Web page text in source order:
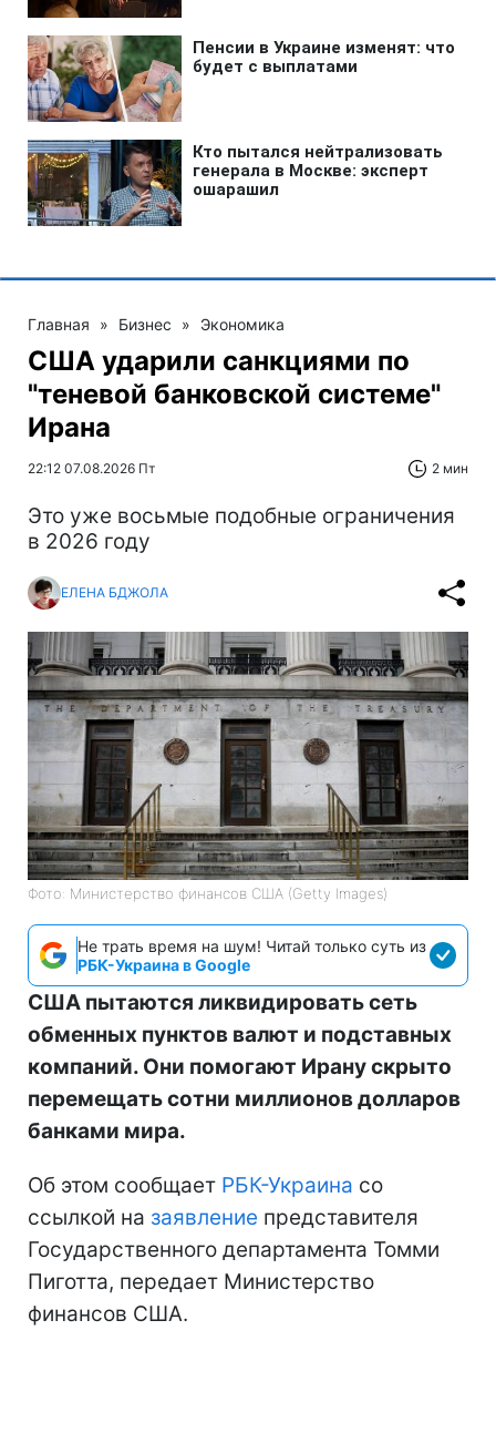
Главная » Бизнес » Экономика
США ударили санкциями по
"теневой банковской системе"
Ирана
22:12 07.08.2026 Пт 2 мин
Это уже восьмые подобные ограничения
в 2026 году
ЕЛЕНА БДЖОЛА
Фото: Министерство финансов СШA (Getty Images)
Не трать время на шум! Читай только суть из
РБК-Украина в Google
США пытаются ликвидировать сеть
обменных пунктов валют и подставных
компаний. Они помогают Ирану скрыто
перемещать сотни миллионов долларов
банками мира.
Об этом сообщает РБК-Украина со
ссылкой на заявление представителя
Государственного департамента Томми
Пиготта, передает Министерство
финансов США.